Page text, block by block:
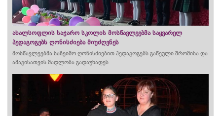
ახალსოფლის საჯარო სკოლის მოსწავლეებმა საყვარელ
პედაგოგებს ღონისძიება მიუძღვნეს
მოსწავლეებმა საზეიმო ღონისძიებით პედაგოგებს გაწეული შრომისა და
ამაგისათვის მადლობა გადაუხადეს